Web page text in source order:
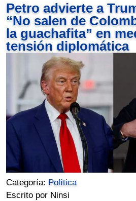
Petro advierte a
“No salen de
la guachafita” en
tensión diplomática
Categoría: Política
Escrito por Ninsi